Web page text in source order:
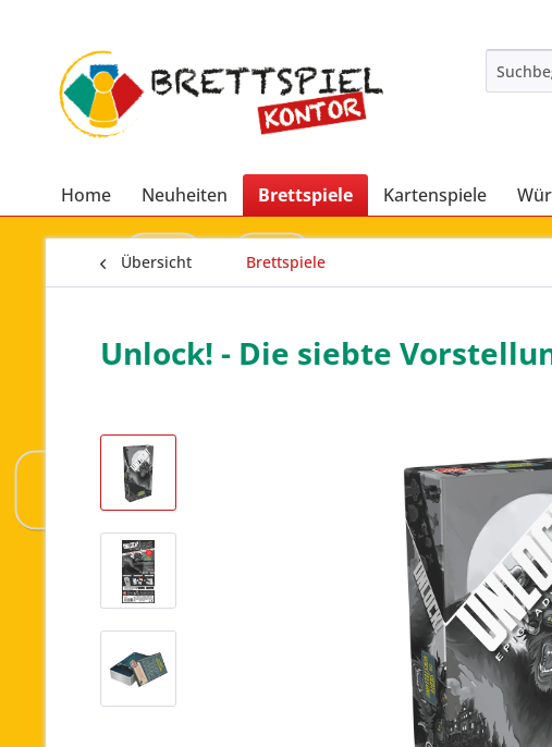
Home Neuheiten Brettspiele Kartenspiele
Übersicht Brettspiele
Unlock! - Die siebte